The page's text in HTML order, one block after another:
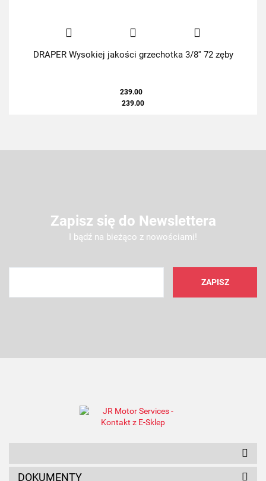
DRAPER Wysokiej jakości grzechotka 3/8'' 72 zęby
239.00
239.00
Zapisz się do Newslettera
I bądź na bieżąco z nowościami!
DOKUMENTY